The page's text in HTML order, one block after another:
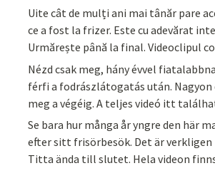
Uite cât de mulți ani mai tânăr pare
ce a fost la frizer. Este cu adevărat
Urmărește până la final. Videoclipul
Nézd csak meg, hány évvel
férfi a fodrászlátogatás után. Nagyon
meg a végéig. A teljes videó itt
Se bara hur många år yngre den här
efter sitt frisörbesök. Det är verkligen
Titta ända till slutet. Hela videon